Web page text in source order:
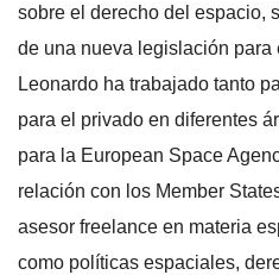
sobre el derecho del espacio,
de una nueva legislación para
Leonardo ha trabajado tanto
para el privado en diferentes
para la European Space
relación con los Member
asesor freelance en materia
como políticas espaciales,